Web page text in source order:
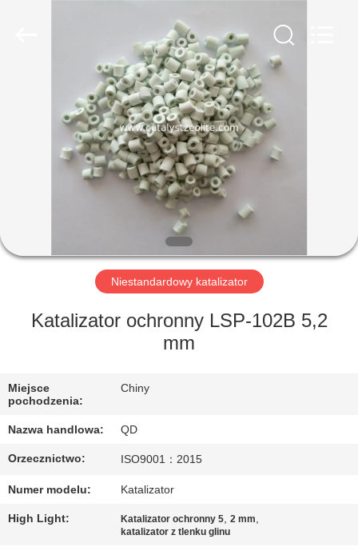
PRODUKTY
WYCIECZKA
FABRYCE
JAKOŚCI
SKONTAKTUJ
SIĘ
Z
NAMI
Niestandardowy katalizator
Katalizator ochronny LSP-102B 5,2
mm
Miejsce
pochodzenia:
Chiny
Nazwa handlowa: QD
Orzecznictwo: ISO9001：2015
Numer modelu: Katalizator
High Light: Katalizator ochronny 5,2 mm,
katalizator z tlenku glinu